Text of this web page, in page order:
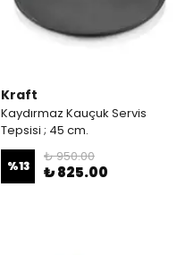
Kraft
Kaydırmaz Kauçuk Servis
Tepsisi ; 45 cm.
%13
₺ 950.00
₺ 825.00